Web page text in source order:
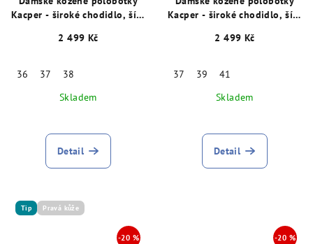
Kacper - široké chodidlo, šíře
2 499 Kč
36 37
38
Skladem
Detail
Kacper - široké chodidlo, šíře
2 499 Kč
37 39
41
Skladem
Detail
Tip Pravá kůže